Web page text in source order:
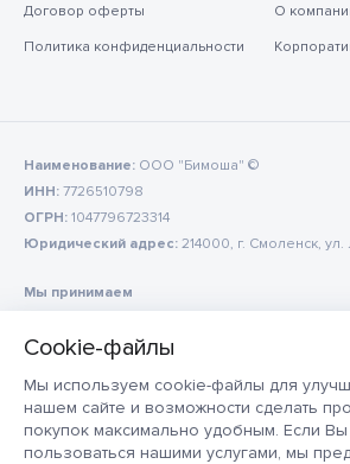
Мы используем cookie-файлы для
нашем сайте и возможности сделать
покупок максимально удобным. Если
пользоваться нашими услугами, мы
Договор оферты
Политика конфиденциальности
О
Наименование: ООО "Бимоша" ©
ИНН: 7726510798
ОГРН: 1047796723314
Юридический адрес: 214000, г. Смоленск,
Мы принимаем